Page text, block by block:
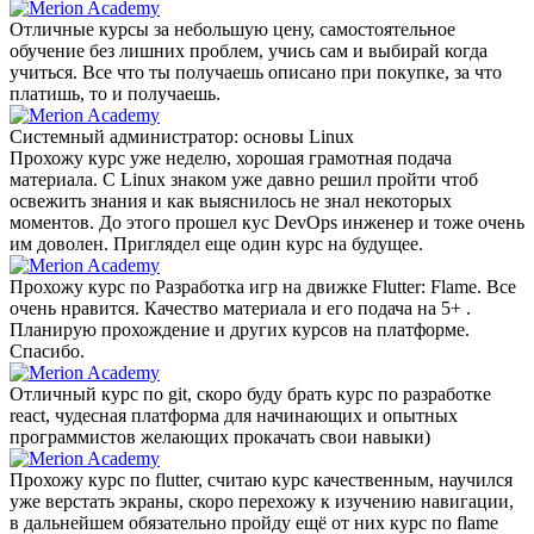
Отличные курсы за небольшую цену, самостоятельное
обучение без лишних проблем, учись сам и выбирай когда
учиться. Все что ты получаешь описано при покупке, за что
платишь, то и получаешь.
Системный администратор: основы Linux
Прохожу курс уже неделю, хорошая грамотная подача
материала. С Linux знаком уже давно решил пройти чтоб
освежить знания и как выяснилось не знал некоторых
моментов. До этого прошел кус DevOps инженер и тоже очень
им доволен. Приглядел еще один курс на будущее.
Прохожу курс по Разработка игр на движке Flutter: Flame. Все
очень нравится. Качество материала и его подача на 5+ .
Планирую прохождение и других курсов на платформе.
Спасибо.
Отличный курс по git, скоро буду брать курс по разработке
react, чудесная платформа для начинающих и опытных
программистов желающих прокачать свои навыки)
Прохожу курс по flutter, считаю курс качественным, научился
уже верстать экраны, скоро перехожу к изучению навигации,
в дальнейшем обязательно пройду ещё от них курс по flame